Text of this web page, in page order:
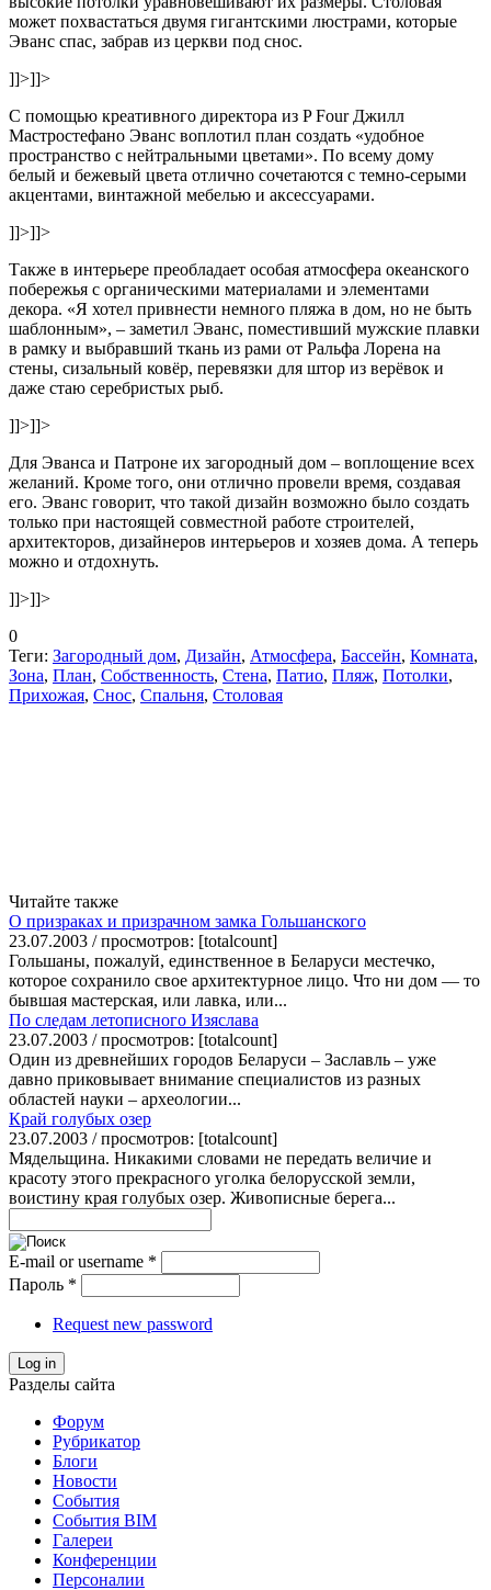
может похвастаться двумя гигантскими люстрами, которые
Эванс спас, забрав из церкви под снос.
]]>]]>
С помощью креативного директора из P Four Джилл
Мастростефано Эванс воплотил план создать «удобное
пространство с нейтральными цветами». По всему дому
белый и бежевый цвета отлично сочетаются с темно-серыми
акцентами, винтажной мебелью и аксессуарами.
]]>]]>
Также в интерьере преобладает особая атмосфера океанского
побережья с органическими материалами и элементами
декора. «Я хотел привнести немного пляжа в дом, но не быть
шаблонным», – заметил Эванс, поместивший мужские плавки
в рамку и выбравший ткань из рами от Ральфа Лорена на
стены, сизальный ковёр, перевязки для штор из верёвок и
даже стаю серебристых рыб.
]]>]]>
Для Эванса и Патроне их загородный дом – воплощение всех
желаний. Кроме того, они отлично провели время, создавая
его. Эванс говорит, что такой дизайн возможно было создать
только при настоящей совместной работе строителей,
архитекторов, дизайнеров интерьеров и хозяев дома. А теперь
можно и отдохнуть.
]]>]]>
0
Теги: Загородный дом, Дизайн, Атмосфера, Бассейн, Комната,
Зона, План, Собственность, Стена, Патио, Пляж, Потолки,
Прихожая, Снос, Спальня, Столовая
Читайте также
О призраках и призрачном замка Гольшанского
23.07.2003 / просмотров: [totalcount]
Гольшаны, пожалуй, единственное в Беларуси местечко,
которое сохранило свое архитектурное лицо. Что ни дом — то
бывшая мастерская, или лавка, или...
По следам летописного Изяслава
23.07.2003 / просмотров: [totalcount]
Один из древнейших городов Беларуси – Заславль – уже
давно приковывает внимание специалистов из разных
областей науки – археологии...
Край голубых озер
23.07.2003 / просмотров: [totalcount]
Мядельщина. Никакими словами не передать величие и
красоту этого прекрасного уголка белорусской земли,
воистину края голубых озер. Живописные берега...
E-mail or username *
Пароль *
Request new password
Log in
Разделы сайта
Форум
Рубрикатор
Блоги
Новости
События
События BIM
Галереи
Конференции
Персоналии